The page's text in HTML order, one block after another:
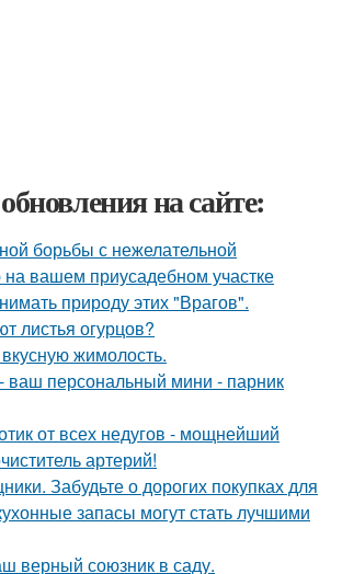
на сайте:
борьбы с нежелательной
на вашем приусадебном участке
природу этих "Врагов".
листья огурцов?
жимолость.
ваш персональный мини - парник
от всех недугов - мощнейший
артерий!
Забудьте о дорогих покупках для
запасы могут стать лучшими
верный союзник в саду.